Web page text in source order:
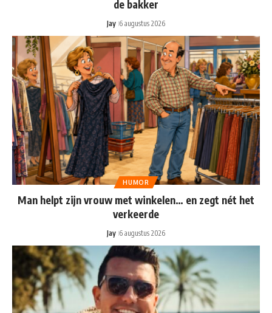
de bakker
Jay 6 augustus 2026
HUMOR
Man helpt zijn vrouw met winkelen… en zegt nét het
verkeerde
Jay 6 augustus 2026